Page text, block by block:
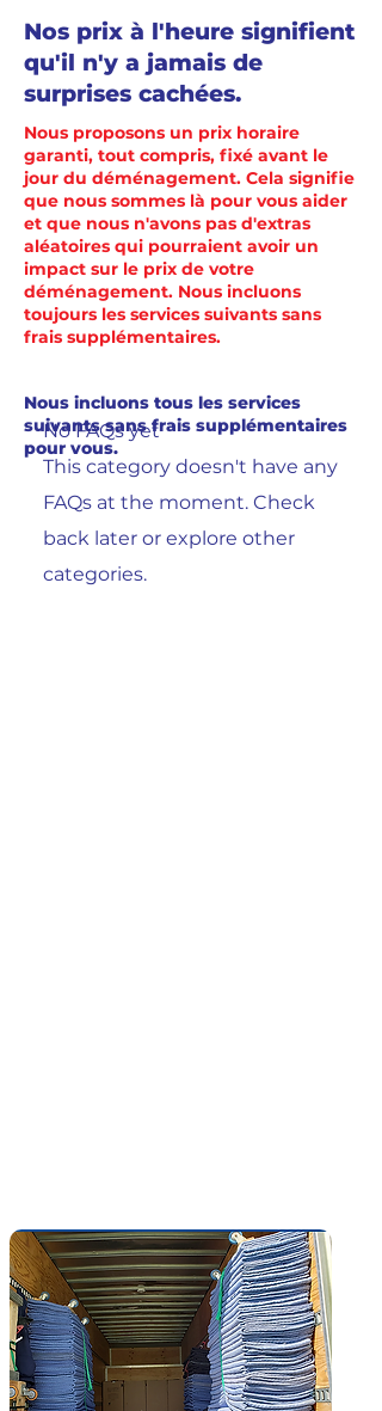
Nos prix à l'heure signifient
qu'il n'y a jamais de
surprises cachées.
Nous proposons un prix horaire
garanti, tout compris, fixé avant le
jour du déménagement. Cela signifie
que nous sommes là pour vous aider
et que nous n'avons pas d'extras
aléatoires qui pourraient avoir un
impact sur le prix de votre
déménagement. Nous incluons
toujours les services suivants sans
frais supplémentaires.
Nous incluons tous les services
suivants sans frais supplémentaires
pour vous.
No FAQs yet
This category doesn't have any
FAQs at the moment. Check
back later or explore other
categories.